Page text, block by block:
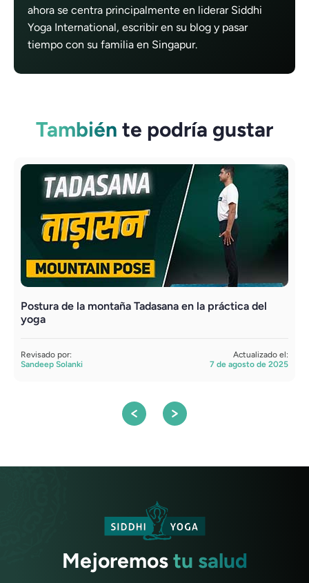
ahora se centra principalmente en liderar Siddhi
Yoga International, escribir en su blog y pasar
tiempo con su familia en Singapur.
También te podría gustar
Postura de la montaña Tadasana en la práctica del
yoga
Revisado por:
Sandeep Solanki
Actualizado el:
7 de agosto de 2025
Mejoremostu salud